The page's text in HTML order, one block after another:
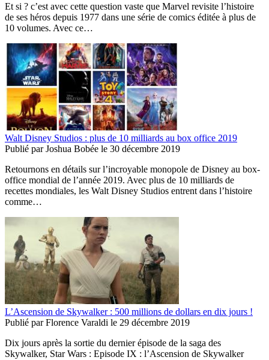
Et si ? c’est avec cette question vaste que Marvel revisite l’histoire
de ses héros depuis 1977 dans une série de comics éditée à plus de
10 volumes. Avec ce…
Walt Disney Studios : plus de 10 milliards au box office 2019
Publié parJoshua Bobée le 30 décembre 2019
Retournons en détails sur l’incroyable monopole de Disney au box-
office mondial de l’année 2019. Avec plus de 10 milliards de
recettes mondiales, les Walt Disney Studios entrent dans l’histoire
comme…
L’Ascension de Skywalker : 500 millions de dollars en dix jours !
Publié parFlorence Varaldi le 29 décembre 2019
Dix jours après la sortie du dernier épisode de la saga des
Skywalker, Star Wars : Episode IX : l’Ascension de Skywalker